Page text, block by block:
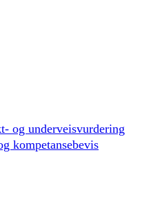
og underveisvurdering
kompetansebevis